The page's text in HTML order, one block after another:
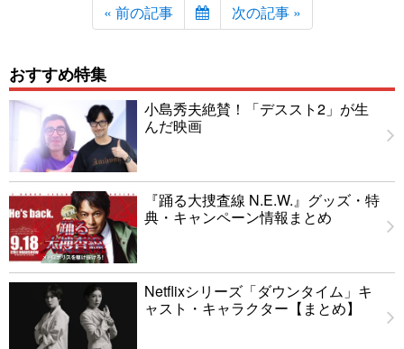
« 前の記事 次の記事 »
おすすめ特集
小島秀夫絶賛！「デススト2」が生
んだ映画
『踊る大捜査線 N.E.W.』グッズ・特
典・キャンペーン情報まとめ
Netflixシリーズ「ダウンタイム」キ
ャスト・キャラクター【まとめ】